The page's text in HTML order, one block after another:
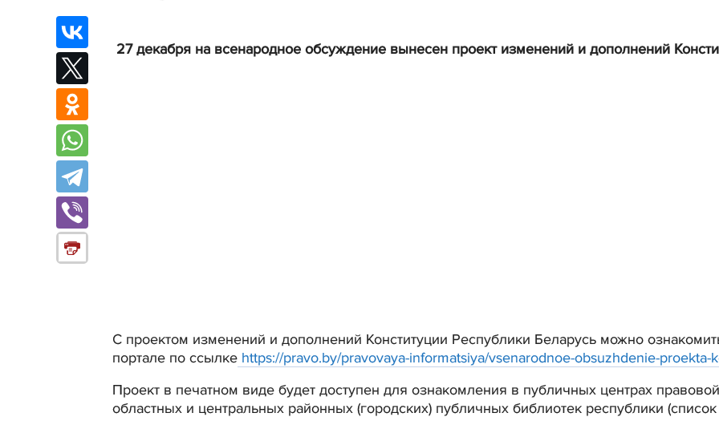
27 декабря на всенародное обсуждение вынесен проект изменений и дополнений
С проектом изменений и дополнений Конституции Республики Беларусь можно
портале по ссылке https://pravo.by/pravovaya-informatsiya/vsenarodnoe-obsuzhdenie-proekta-
Проект в печатном виде будет доступен для ознакомления в публичных центрах
областных и центральных районных (городских) публичных библиотек республики (список